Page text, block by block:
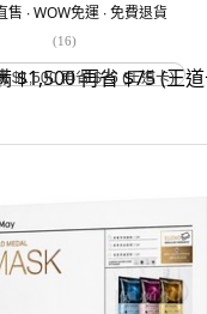
售 ∙ WOW免運 ∙ 免費退貨
(16)
$1,500 再省 $75 (王道卡)